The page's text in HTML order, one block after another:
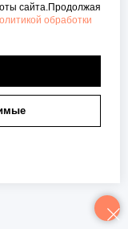
сайта.Продолжая
обработки